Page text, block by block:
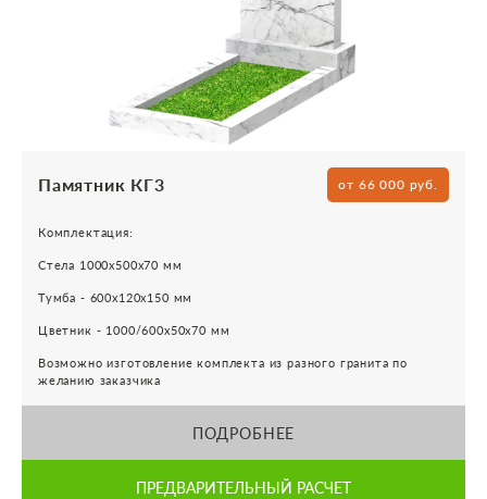
Памятник КГ3 от 66 000 руб.
Комплектация:
Стела 1000х500х70 мм
Тумба - 600х120х150 мм
Цветник - 1000/600х50х70 мм
Возможно изготовление комплекта из разного гранита по
желанию заказчика
ПОДРОБНЕЕ
ПРЕДВАРИТЕЛЬНЫЙ РАСЧЕТ